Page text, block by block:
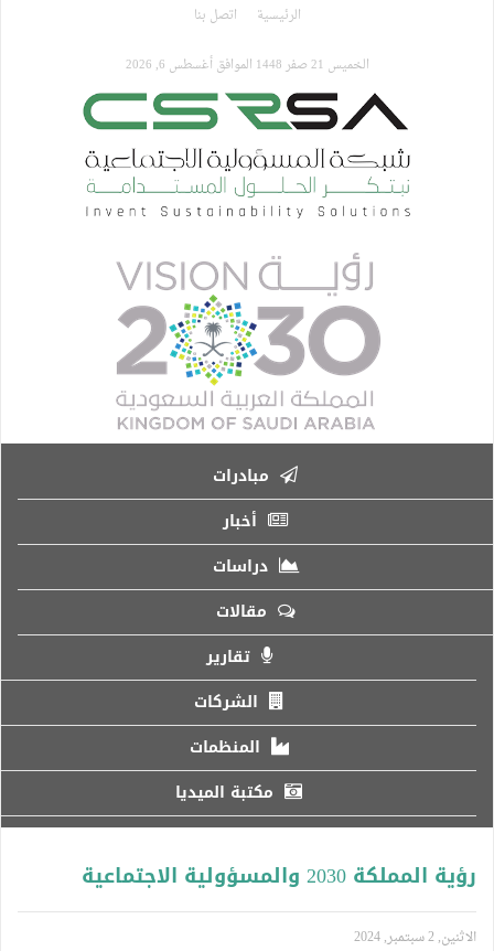
الرئيسية اتصل بنا
الخميس 21 صفر 1448 الموافق أغسطس 6, 2026
مبادرات
أخبار
دراسات
مقالات
تقارير
الشركات
المنظمات
مكتبة الميديا
رؤية المملكة 2030 والمسؤولية الاجتماعية
الاثنين, 2 سبتمبر, 2024